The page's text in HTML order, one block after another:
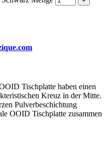
Tischplatte haben einen
Kreuz in der Mitte.
Pulverbeschichtung
OOID Tischplatte zusammen